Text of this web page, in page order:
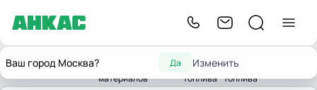
Ваш город Москва? Да Изменить
ГлавнаяНасосысмазочных
материалов
для
топлива
насосы для
топлива